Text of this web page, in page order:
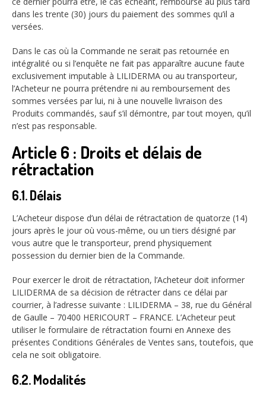
dans les trente (30) jours du paiement des sommes qu’il a
versées.
Dans le cas où la Commande ne serait pas retournée en
intégralité ou si l’enquête ne fait pas apparaître aucune faute
exclusivement imputable à LILIDERMA ou au transporteur,
l’Acheteur ne pourra prétendre ni au remboursement des
sommes versées par lui, ni à une nouvelle livraison des
Produits commandés, sauf s’il démontre, par tout moyen, qu’il
n’est pas responsable.
Article 6 : Droits et délais de
rétractation
6.1. Délais
L’Acheteur dispose d’un délai de rétractation de quatorze (14)
jours après le jour où vous-même, ou un tiers désigné par
vous autre que le transporteur, prend physiquement
possession du dernier bien de la Commande.
Pour exercer le droit de rétractation, l’Acheteur doit informer
LILIDERMA de sa décision de rétracter dans ce délai par
courrier, à l’adresse suivante : LILIDERMA – 38, rue du Général
de Gaulle – 70400 HERICOURT – FRANCE. L’Acheteur peut
utiliser le formulaire de rétractation fourni en Annexe des
présentes Conditions Générales de Ventes sans, toutefois, que
cela ne soit obligatoire.
6.2. Modalités